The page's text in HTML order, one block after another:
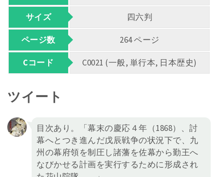
サイズ 四六判
ページ数 264 ページ
Cコード C0021 (一般, 単行本, 日本歴史)
ツイート
目次あり。「幕末の慶応４年（1868）、討
幕へとつき進んだ戊辰戦争の状況下で、九
州の幕府領を制圧し諸藩を佐幕から勤王へ
なびかせる計画を実行するために形成され